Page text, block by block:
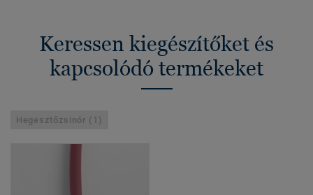
Keressen kiegészítőket és
kapcsolódó termékeket
Hegesztőzsinór (1)